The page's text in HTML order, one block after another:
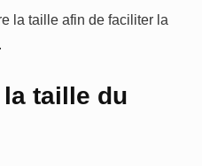
la taille afin de faciliter la
taille du